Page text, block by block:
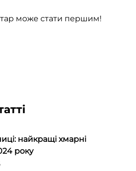
може стати першим!
найкращі хмарні
року